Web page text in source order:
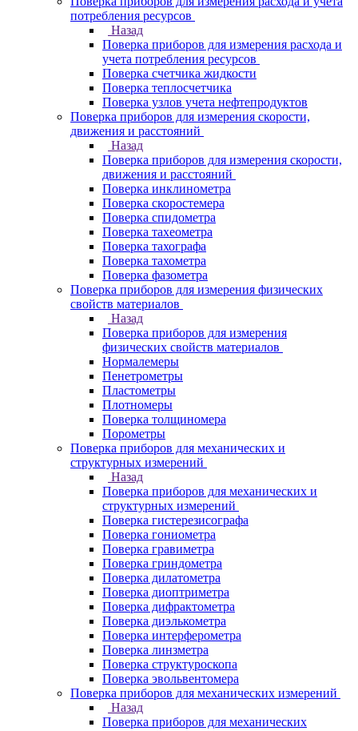
потребления ресурсов
Назад
Поверка приборов для измерения расхода и
учета потребления ресурсов
Поверка счетчика жидкости
Поверка теплосчетчика
Поверка узлов учета нефтепродуктов
Поверка приборов для измерения скорости,
движения и расстояний
Назад
Поверка приборов для измерения скорости,
движения и расстояний
Поверка инклинометра
Поверка скоростемера
Поверка спидометра
Поверка тахеометра
Поверка тахографа
Поверка тахометра
Поверка фазометра
Поверка приборов для измерения физических
свойств материалов
Назад
Поверка приборов для измерения
физических свойств материалов
Нормалемеры
Пенетрометры
Пластометры
Плотномеры
Поверка толщиномера
Порометры
Поверка приборов для механических и
структурных измерений
Назад
Поверка приборов для механических и
структурных измерений
Поверка гистерезисографа
Поверка гониометра
Поверка гравиметра
Поверка гриндометра
Поверка дилатометра
Поверка диоптриметра
Поверка дифрактометра
Поверка диэлькометра
Поверка интерферометра
Поверка линзметра
Поверка структуроскопа
Поверка эвольвентомера
Поверка приборов для механических измерений
Назад
Поверка приборов для механических